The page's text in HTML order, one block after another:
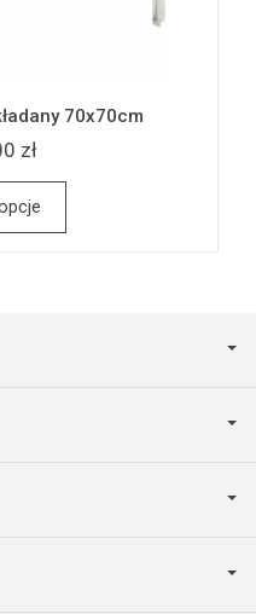
70x70cm
zł